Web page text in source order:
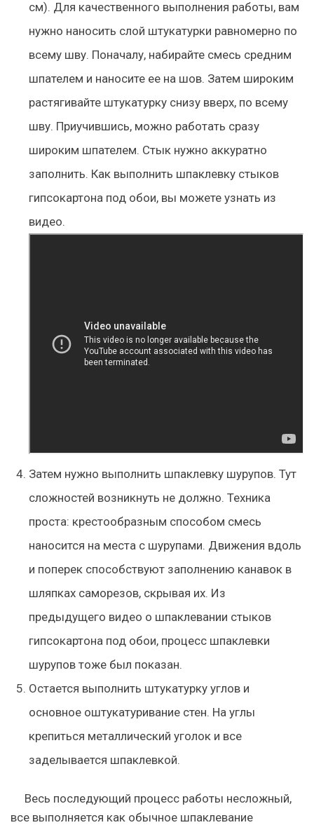
см). Для качественного выполнения работы, вам
нужно наносить слой штукатурки равномерно по
всему шву. Поначалу, набирайте смесь средним
шпателем и наносите ее на шов. Затем широким
растягивайте штукатурку снизу вверх, по всему
шву. Приучившись, можно работать сразу
широким шпателем. Стык нужно аккуратно
заполнить. Как выполнить шпаклевку стыков
гипсокартона под обои, вы можете узнать из
видео.
Затем нужно выполнить шпаклевку шурупов. Тут
сложностей возникнуть не должно. Техника
проста: крестообразным способом смесь
наносится на места с шурупами. Движения вдоль
и поперек способствуют заполнению канавок в
шляпках саморезов, скрывая их. Из
предыдущего видео о шпаклевании стыков
гипсокартона под обои, процесс шпаклевки
шурупов тоже был показан.
Остается выполнить штукатурку углов и
основное оштукатуривание стен. На углы
крепиться металлический уголок и все
заделывается шпаклевкой.
Весь последующий процесс работы несложный,
все выполняется как обычное шпаклевание